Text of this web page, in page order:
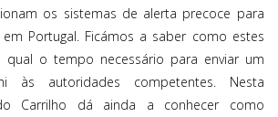
os sistemas de alerta precoce para
Portugal. Ficámos a saber como estes
qual o tempo necessário para enviar um
às autoridades competentes. Nesta
Carrilho dá ainda a conhecer como